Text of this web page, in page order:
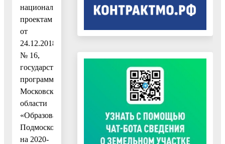
национальным
проектам
от
24.12.2018
№ 16,
государственной
программы
Московской
области
«Образование
Подмосковья»
на 2020-